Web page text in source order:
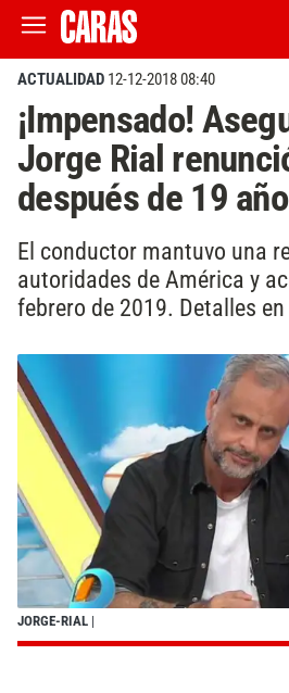
ACTUALIDAD 12-12-2018 08:40
¡Impensado!
Jorge Rial
después de 19
El conductor mantuvo una
autoridades de América y
febrero de 2019. Detalles
JORGE-RIAL |